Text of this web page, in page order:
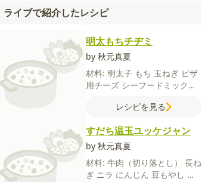
ライブで紹介したレシピ
明太もちチヂミ
by 秋元真夏
材料: 明太子 もち 玉ねぎ ピザ
用チーズ シーフードミックス
片栗粉炭酸水（水でも可）
ス】マヨネーズ牛乳
レシピを見る
すだち温玉ユッケジャン
by 秋元真夏
材料: 牛肉（切り落とし） 長ね
ぎ ニラ にんじん 豆もやし し